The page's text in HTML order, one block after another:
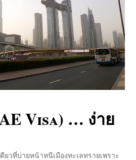
Visa) … ง่าย
ยวที่บ่ายหน้าหนีเมืองทะเลทรายเพราะ